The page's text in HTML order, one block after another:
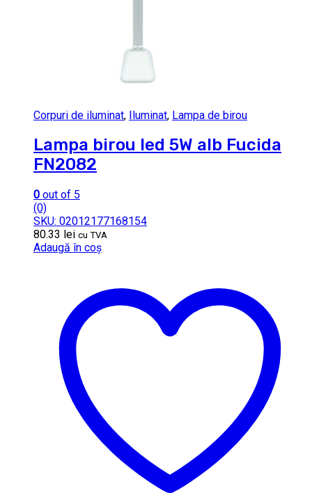
Corpuri de iluminat, Iluminat, Lampa de birou
Lampa birou led 5W alb Fucida
FN2082
0 out of 5
(0)
SKU: 02012177168154
80.33 lei cu TVA
Adaugă în coș